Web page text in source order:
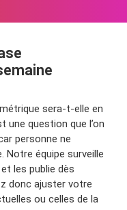
sera-t-elle en
une question que l’on
personne ne
Notre équipe surveille
les publie dès
donc ajuster votre
ou celles de la